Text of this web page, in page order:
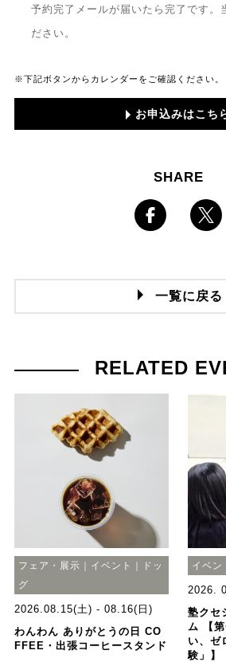
予約完了メールが届いたら完了です。
ださい。
※下記ボタンからカレンダーをご確認ください。
お申込みはこち
SHARE
一覧に戻る
RELATED
フェア・展示｜イベント｜ドッ
グ
2026.08.15(土) - 08.16(日)
わんわん ありがとうの日 CO
FFEE・出張コーヒースタンド
イベン
2026.
塾クセ
ム 【
い、ゼ
験」】